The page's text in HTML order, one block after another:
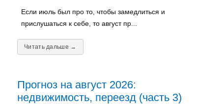
Если июль был про то, чтобы замедлиться и
прислушаться к себе, то август пр...
Читать дальше →
Прогноз на август 2026:
недвижимость, переезд (часть 3)